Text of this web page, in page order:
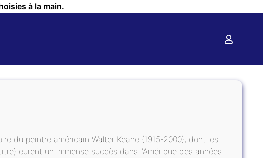
à la main.
du peintre américain Walter Keane (1915-2000), dont les
eurent un immense succès dans l'Amérique des années